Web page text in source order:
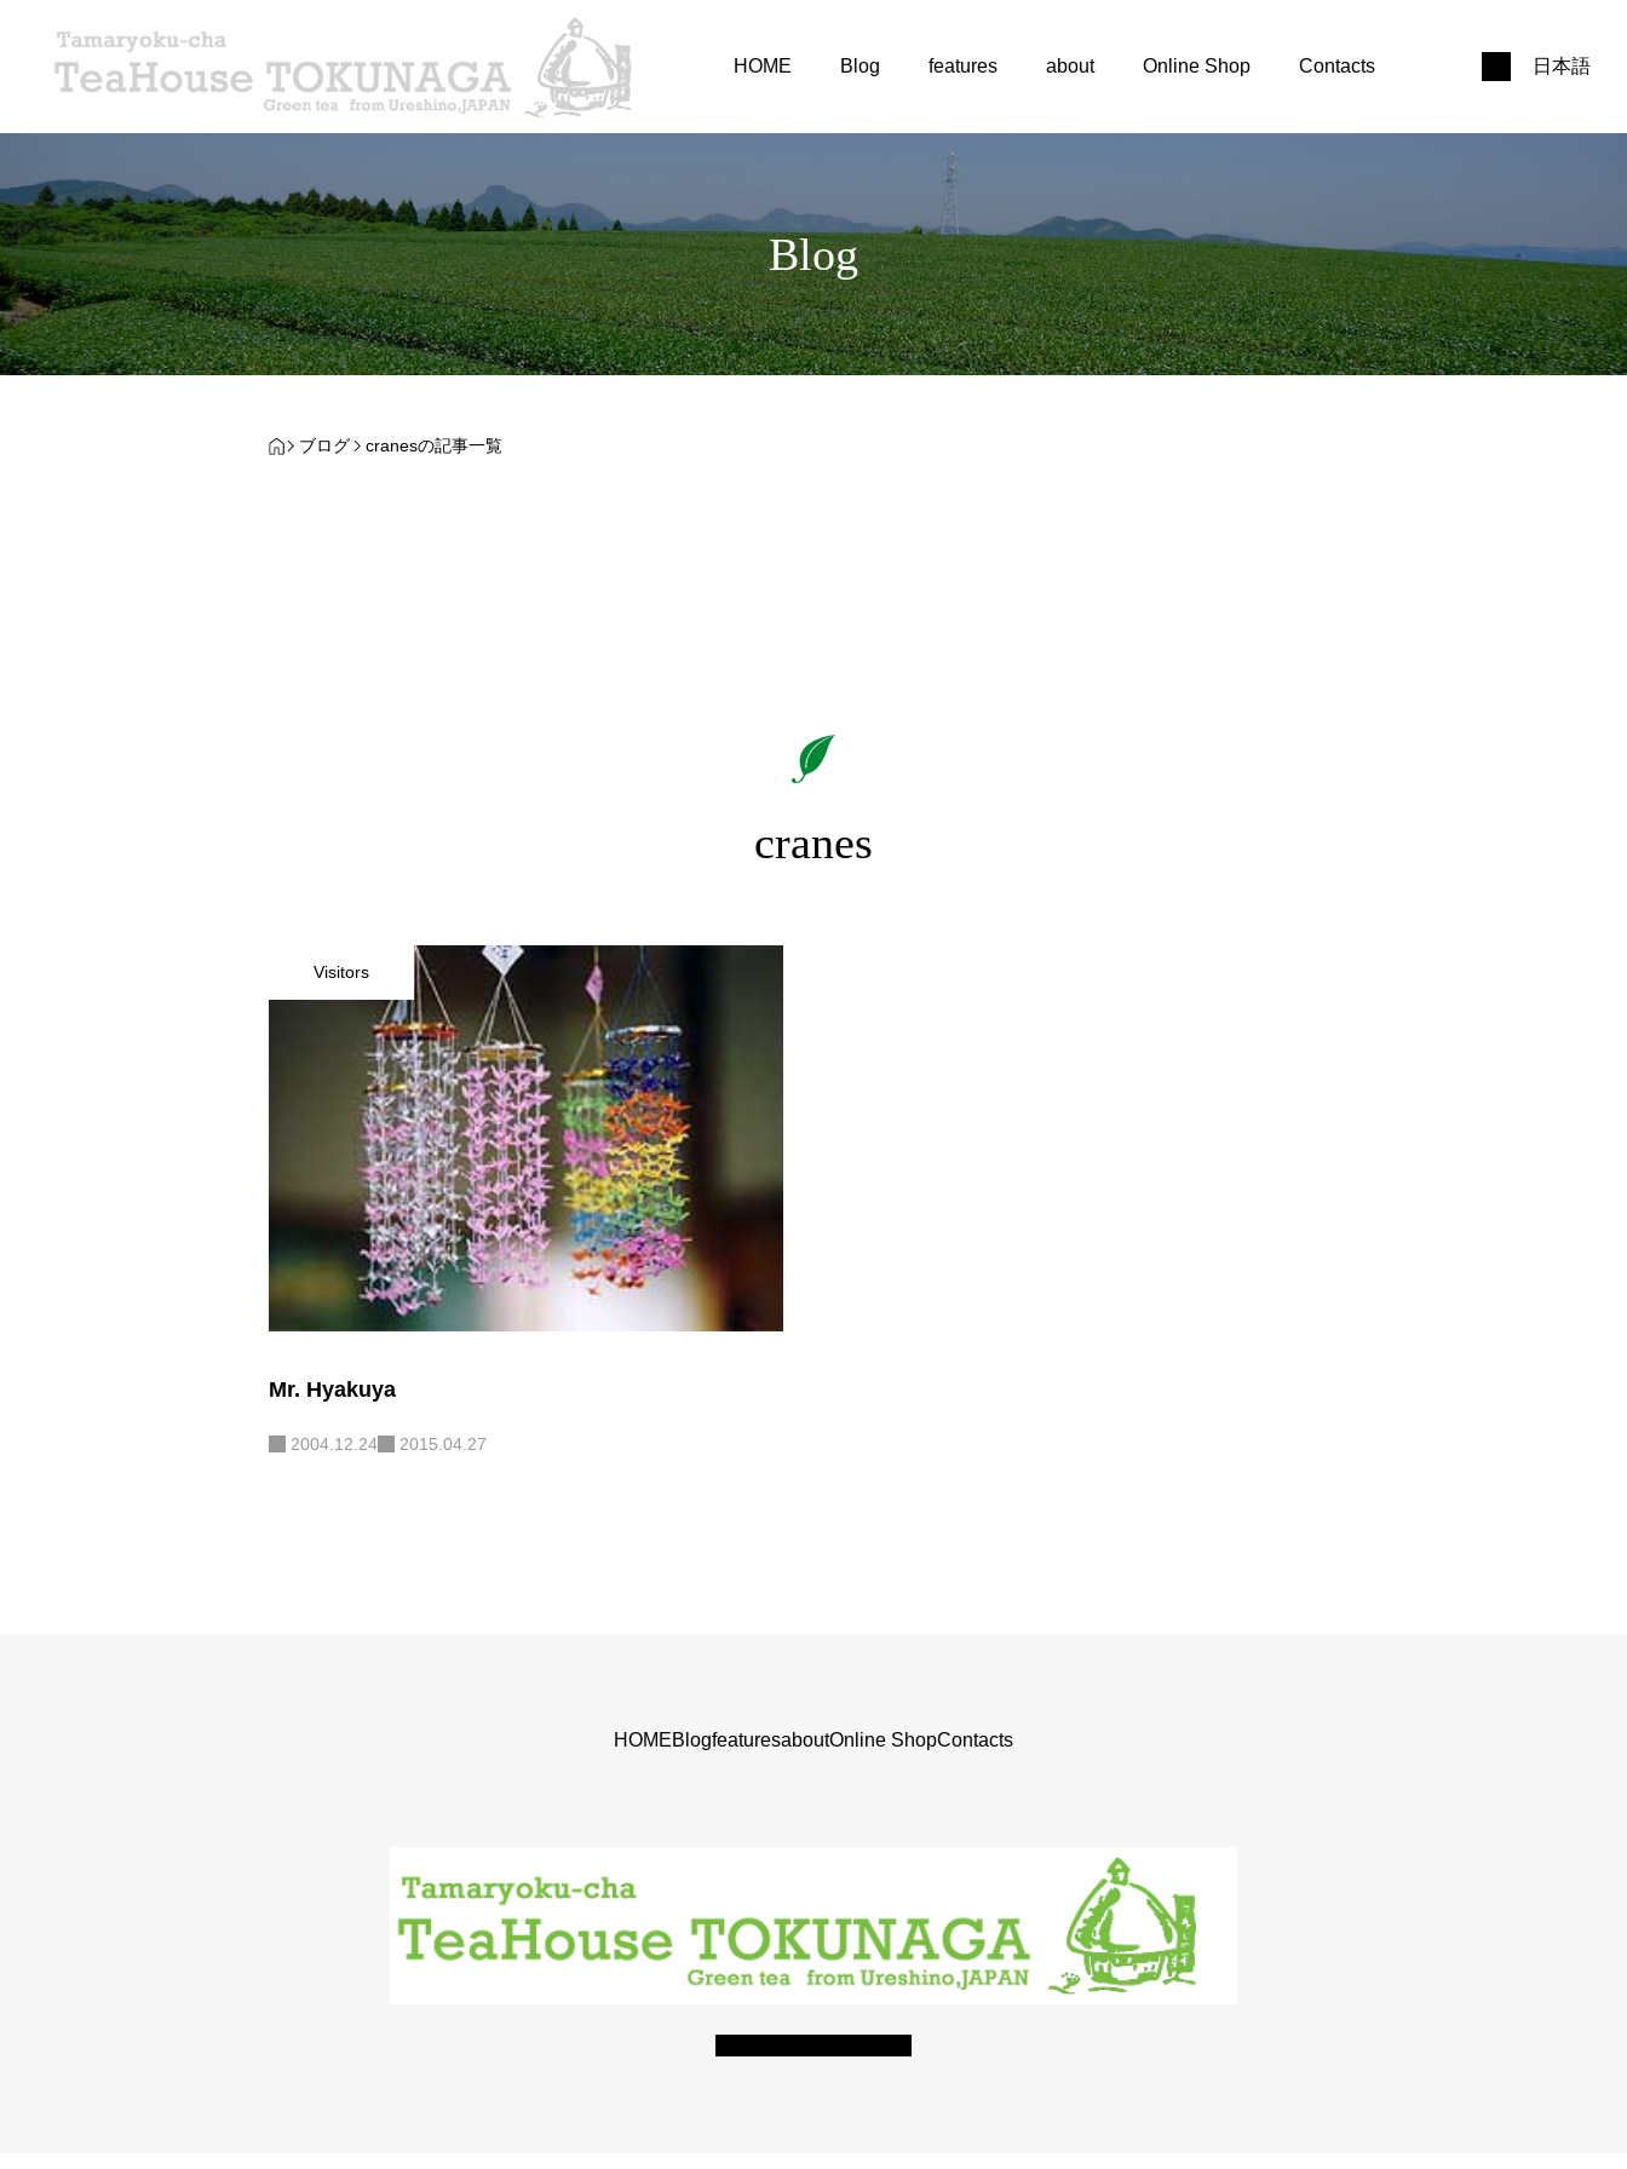
HOME Blog features about Online Shop Contacts 日本語
Blog
ブログ cranesの記事一覧
cranes
Visitors
Mr. Hyakuya
2004.12.24 2015.04.27
HOMEBlogfeaturesaboutOnline ShopContacts